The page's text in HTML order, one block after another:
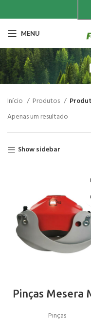
MENU
Início Produtos
Apenas um resultado
Show sidebar
Pinças Mesera
Pinças